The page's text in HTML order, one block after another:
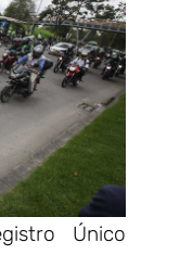
Único